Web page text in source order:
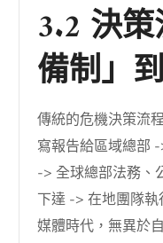
3.2 決
備制」
傳統的危機決策流
寫報告給區域總部
-> 全球總部法務、
下達 -> 在地團隊
媒體時代，無異於